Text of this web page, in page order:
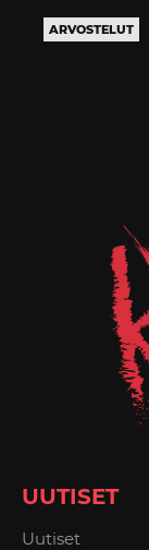
ARVOSTELUT
UUTISET
Uutiset